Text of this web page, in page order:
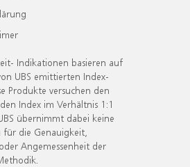
Indikationen basieren auf
UBS emittierten Index-
Produkte versuchen den
Index im Verhältnis 1:1
übernimmt dabei keine
für die Genauigkeit,
Angemessenheit der